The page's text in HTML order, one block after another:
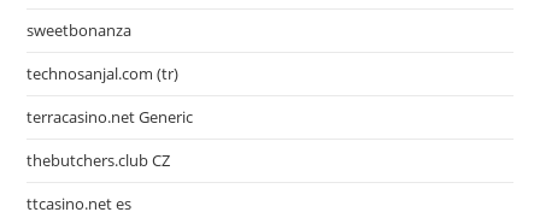
sweetbonanza
technosanjal.com (tr)
terracasino.net Generic
thebutchers.club CZ
ttcasino.net es